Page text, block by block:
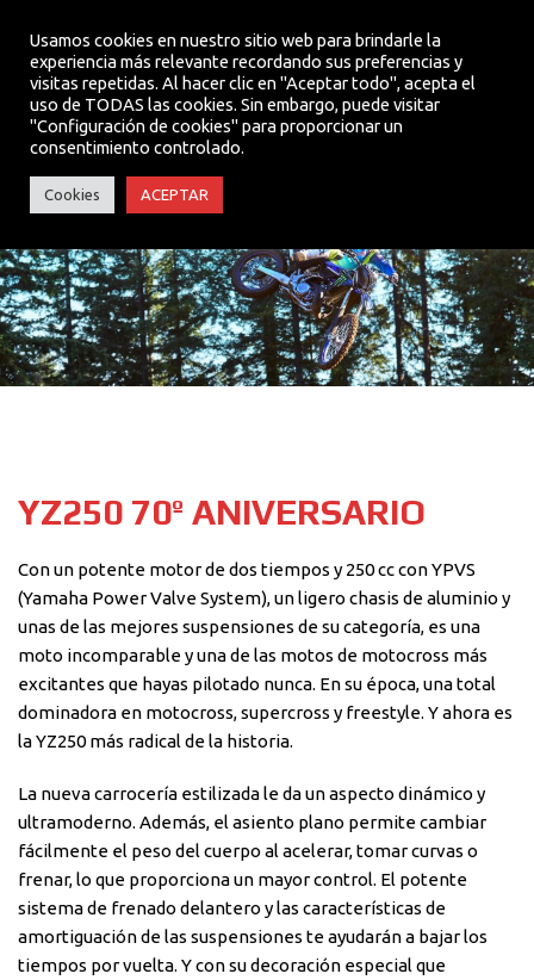
MENU
YZ250 70º ANIVERSARIO
YZ250 70º ANIVERSARIO
Con un potente motor de dos tiempos y 250 cc con YPVS
(Yamaha Power Valve System), un ligero chasis de aluminio y
unas de las mejores suspensiones de su categoría, es una
moto incomparable y una de las motos de motocross más
excitantes que hayas pilotado nunca. En su época, una total
dominadora en motocross, supercross y freestyle. Y ahora es
la YZ250 más radical de la historia.
La nueva carrocería estilizada le da un aspecto dinámico y
ultramoderno. Además, el asiento plano permite cambiar
fácilmente el peso del cuerpo al acelerar, tomar curvas o
frenar, lo que proporciona un mayor control. El potente
sistema de frenado delantero y las características de
amortiguación de las suspensiones te ayudarán a bajar los
tiempos por vuelta. Y con su decoración especial que
Usamos cookies en nuestro sitio web para brindarle la
experiencia más relevante recordando sus preferencias y
visitas repetidas. Al hacer clic en "Aceptar todo", acepta el
uso de TODAS las cookies. Sin embargo, puede visitar
"Configuración de cookies" para proporcionar un
consentimiento controlado.
Cookies ACEPTAR